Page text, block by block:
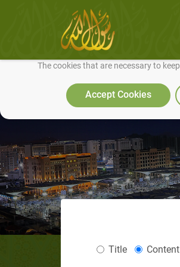
We use cookies to make our site work well
The cookies that are necessary to
Accept Cookies
Title Content